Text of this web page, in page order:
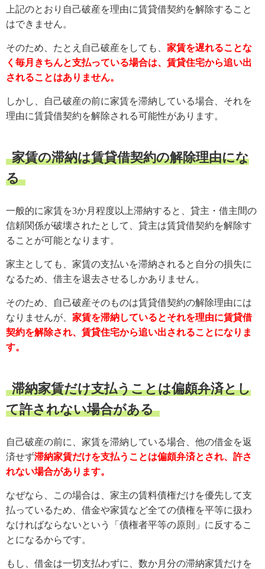
上記のとおり自己破産を理由に賃貸借契約を解除すること
はできません。
そのため、たとえ自己破産をしても、 家賃を遅れることな
く毎月きちんと支払っている場合は、賃貸住宅から追い出
されることはありません。
しかし、自己破産の前に家賃を滞納している場合、それを
理由に賃貸借契約を解除される可能性があります。
家賃の滞納は賃貸借契約の解除理由にな
る
一般的に家賃を3か月程度以上滞納すると、貸主・借主間の
信頼関係が破壊されたとして、貸主は賃貸借契約を解除す
ることが可能となります。
家主としても、家賃の支払いを滞納されると自分の損失に
なるため、借主を退去させるしかありません。
そのため、自己破産そのものは賃貸借契約の解除理由には
なりませんが、 家賃を滞納しているとそれを理由に賃貸借
契約を解除され、賃貸住宅から追い出されることになりま
す。
滞納家賃だけ支払うことは偏頗弁済とし
て許されない場合がある
自己破産の前に、家賃を滞納している場合、他の借金を返
済せず滞納家賃だけを支払うことは偏頗弁済とされ、許さ
れない場合があります。
なぜなら、この場合は、家主の賃料債権だけを優先して支
払っているため、借金や家賃など全ての債権を平等に扱わ
なければならないという「債権者平等の原則」に反するこ
とになるからです。
もし、借金は一切支払わずに、数か月分の滞納家賃だけを